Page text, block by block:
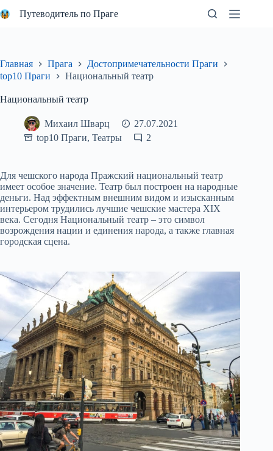
к
Путеводитель по Праге
Главная Прага
Достопримечательности Праги
top10 Праги
Национальный театр
Национальный театр
Михаил Шварц
27.07.2021
top10 Праги, Театры 2
Для чешского народа Пражский национальный театр
имеет особое значение. Театр был построен на народные
деньги. Над эффектным внешним видом и изысканным
интерьером трудились лучшие чешские мастера XIX
века. Сегодня Национальный театр – это символ
возрождения нации и единения народа, а также главная
городская сцена.